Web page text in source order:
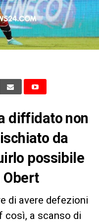
diffidato non
da
possibile
Obert
di avere defezioni
così, a scanso di